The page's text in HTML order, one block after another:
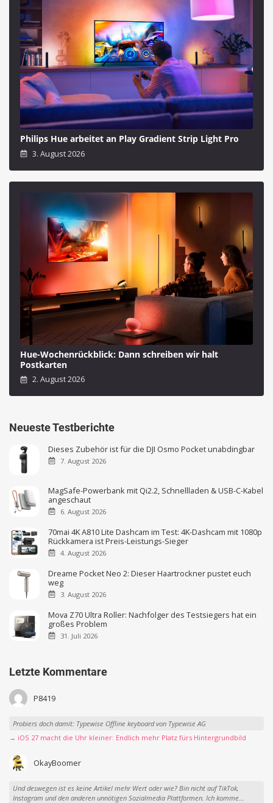
Philips Hue arbeitet an Play Gradient Strip Light Pro
3. August 2026
Hue-Wochenrückblick: Dann schreiben wir halt
Postkarten
2. August 2026
Neueste Testberichte
Dieses Zubehör ist für die DJI Osmo Pocket unabdingbar
7. August 2026
MagSafe-Powerbank mit Qi2.2, Schnellladen & USB-C-Kabel
angeschaut
6. August 2026
70mai 4K A810 Lite Dashcam im Test: 4K-Dashcam mit 1080p
Rückkamera ist Preis-Leistungs-Sieger
4. August 2026
Dreame Pocket Neo 2: Dieser Haartrockner pustet euch
weg
3. August 2026
Mova Z70 Ultra Roller: Nachfolger des Testsiegers hat ein
großes Problem
31. Juli 2026
Letzte Kommentare
P8419
Probiers doch damit: Typewise Offline keyboard von Typewise AG
→ iOS 27 macht die Uhr kleiner: Endlich mehr Platz fürs Hintergrundbild
OkayBoomer
Und deswegen ist es keine Artikel mehr Wert oder wie? Bin nicht auf TikTok,
Instagram und den anderen unnötigen Sozialmedia Plattformen. Ich komme...